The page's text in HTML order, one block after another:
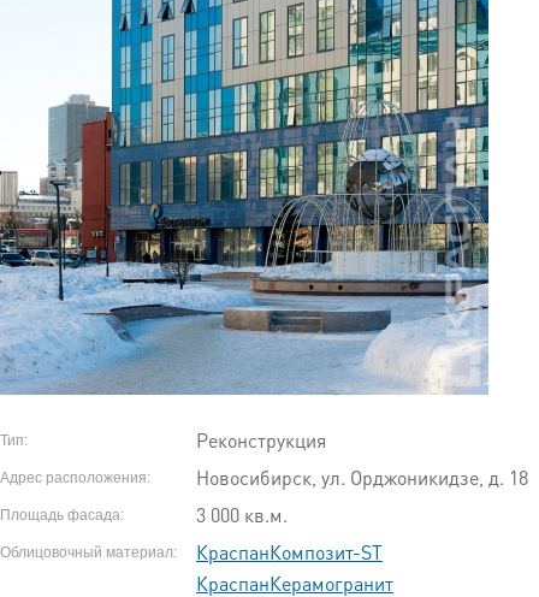
Тип: Реконструкция
Адрес расположения: Новосибирск, ул. Орджоникидзе, д. 18
Площадь фасада: 3 000 кв.м.
Облицовочный материал:
КраспанКомпозит-ST
КраспанКерамогранит